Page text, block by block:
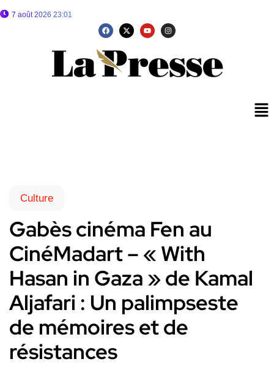
7 août 2026 23:01
Culture
Gabès cinéma Fen au
CinéMadart – « With
Hasan in Gaza » de Kamal
Aljafari : Un palimpseste
de mémoires et de
résistances